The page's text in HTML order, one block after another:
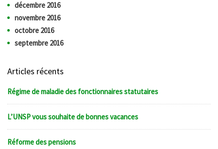
décembre 2016
novembre 2016
octobre 2016
septembre 2016
Articles récents
Régime de maladie des fonctionnaires statutaires
L’UNSP vous souhaite de bonnes vacances
Réforme des pensions